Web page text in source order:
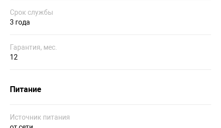
Срок службы
3 года
Гарантия, мес.
12
Питание
Источник питания